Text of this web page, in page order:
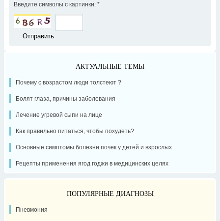
Введите символы с картинки: *
АКТУАЛЬНЫЕ ТЕМЫ
Почему с возрастом люди толстеют ?
Болят глаза, причины заболевания
Лечение угревой сыпи на лице
Как правильно питаться, чтобы похудеть?
Основные симптомы болезни почек у детей и взрослых
Рецепты применения ягод годжи в медицинских целях
ПОПУЛЯРНЫЕ ДИАГНОЗЫ
Пневмония